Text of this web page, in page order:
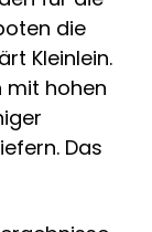
die
Kleinlein.
mit hohen
Das